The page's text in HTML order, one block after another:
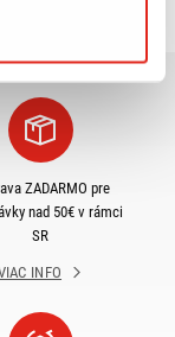
ZADARMO pre
nad 50€ v rámci
SR
INFO